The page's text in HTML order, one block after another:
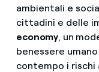
ambientali e
cittadini e delle
economy, un
benessere
contempo i rischi